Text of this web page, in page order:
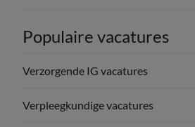
Populaire vacatures
Verzorgende IG vacatures
Verpleegkundige vacatures